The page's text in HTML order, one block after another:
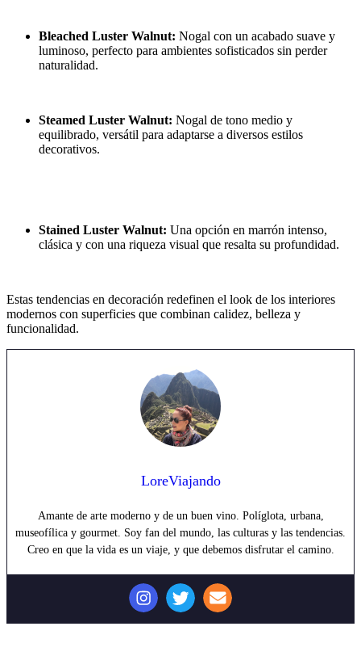
Bleached Luster Walnut: Nogal con un acabado suave y
luminoso, perfecto para ambientes sofisticados sin perder
naturalidad.
Steamed Luster Walnut: Nogal de tono medio y
equilibrado, versátil para adaptarse a diversos estilos
decorativos.
Stained Luster Walnut: Una opción en marrón intenso,
clásica y con una riqueza visual que resalta su profundidad.
Estas tendencias en decoración redefinen el look de los interiores
modernos con superficies que combinan calidez, belleza y
funcionalidad.
LoreViajando
Amante de arte moderno y de un buen vino. Políglota, urbana,
museofílica y gourmet. Soy fan del mundo, las culturas y las tendencias.
Creo en que la vida es un viaje, y que debemos disfrutar el camino.